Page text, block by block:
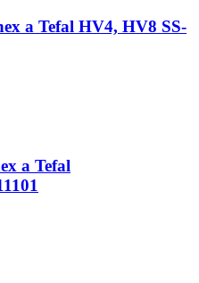
a Tefal HV4, HV8 SS-
a Tefal